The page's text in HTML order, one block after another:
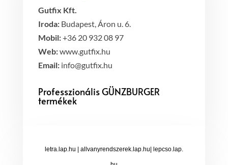
Gutfix Kft.
Iroda:Budapest, Áron u. 6.
Mobil:+36 20 932 08 97
Web:www.gutfix.hu
Email: info@gutfix.hu
Professzionális GÜNZBURGER
termékek
letra.lap.hu | allvanyrendszerek.lap.hu| lepcso.lap.